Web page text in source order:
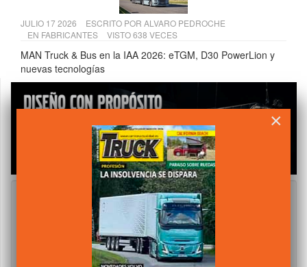
JULIO 17 2026 ESCRITO POR ALVARO PEDROCHE
EN FABRICANTES VISTO 638 VECES
MAN Truck & Bus en la IAA 2026: eTGM, D30 PowerLion y
nuevas tecnologías
×